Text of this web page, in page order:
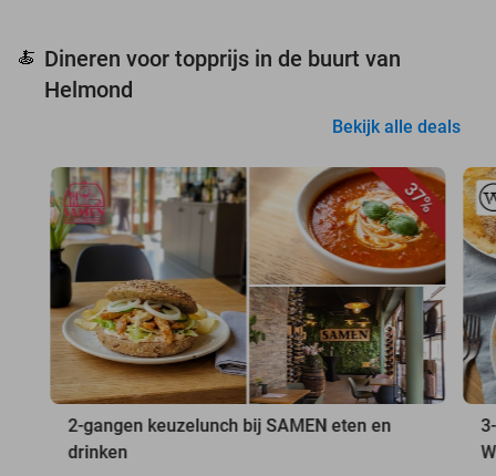
🍝 Dineren voor topprijs in de buurt van
Helmond
Bekijk alle deals
37%
2-gangen keuzelunch bij SAMEN eten en
drinken